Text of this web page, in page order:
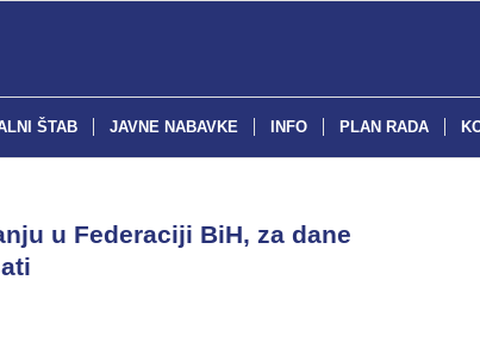
ŠTAB JAVNE NABAVKE INFO PLAN RADA
u Federaciji BiH, za dane